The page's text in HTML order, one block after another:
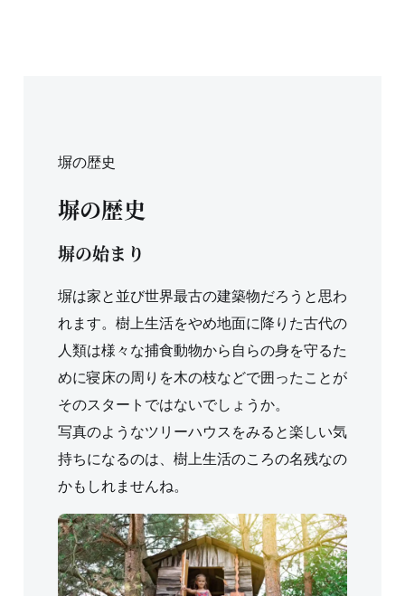
塀の歴史
塀の歴史
塀の始まり
塀は家と並び世界最古の建築物だろうと思わ
れます。樹上生活をやめ地面に降りた古代の
人類は様々な捕食動物から自らの身を守るた
めに寝床の周りを木の枝などで囲ったことが
そのスタートではないでしょうか。
写真のようなツリーハウスをみると楽しい気
持ちになるのは、樹上生活のころの名残なの
かもしれませんね。